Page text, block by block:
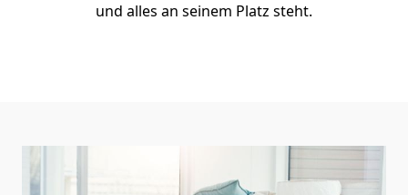
und alles an seinem Platz steht.